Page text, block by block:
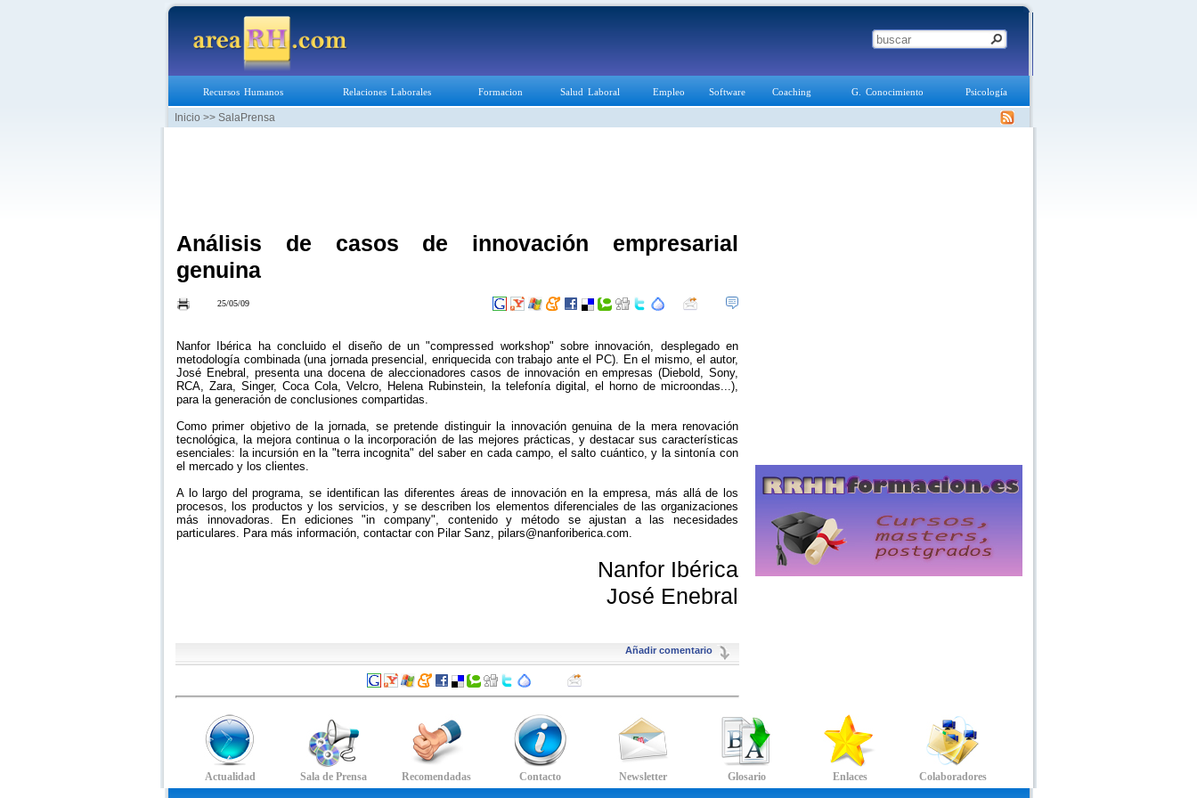
Recursos Humanos Relaciones Laborales Formacion Salud Laboral Empleo Software Coaching G. Conocimiento Psicología
Inicio >> SalaPrensa
Análisis de casos de innovación empresarial
genuina
25/05/09
Nanfor Ibérica ha concluido el diseño de un "compressed workshop" sobre innovación, desplegado en
metodología combinada (una jornada presencial, enriquecida con trabajo ante el PC). En el mismo, el autor,
José Enebral, presenta una docena de aleccionadores casos de innovación en empresas (Diebold, Sony,
RCA, Zara, Singer, Coca Cola, Velcro, Helena Rubinstein, la telefonía digital, el horno de microondas...),
para la generación de conclusiones compartidas.
Como primer objetivo de la jornada, se pretende distinguir la innovación genuina de la mera renovación
tecnológica, la mejora continua o la incorporación de las mejores prácticas, y destacar sus características
esenciales: la incursión en la "terra incognita" del saber en cada campo, el salto cuántico, y la sintonía con
el mercado y los clientes.
A lo largo del programa, se identifican las diferentes áreas de innovación en la empresa, más allá de los
procesos, los productos y los servicios, y se describen los elementos diferenciales de las organizaciones
más innovadoras. En ediciones "in company", contenido y método se ajustan a las necesidades
particulares. Para más información, contactar con Pilar Sanz, pilars@nanforiberica.com.
Nanfor Ibérica
José Enebral
Añadir comentario